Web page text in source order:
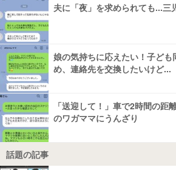
夫に「夜」を求められても...三
娘の気持ちに応えたい！子ど
め、連絡先を交換したいけど...
「送迎して！」車で2時間の距
のワガママにうんざり
話題の記事